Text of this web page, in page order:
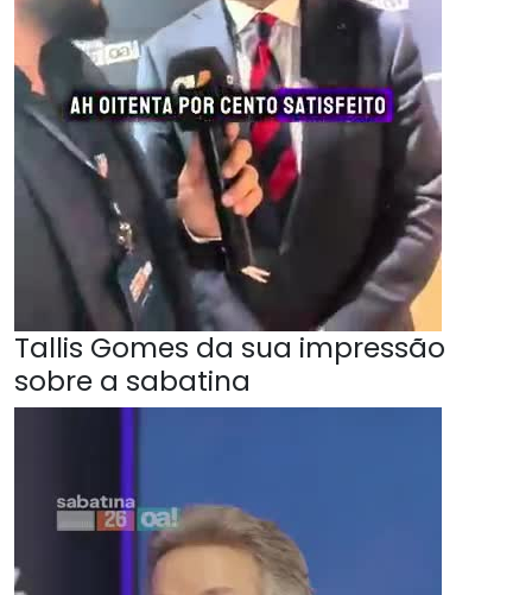
Tallis Gomes da sua impressão
sobre a sabatina